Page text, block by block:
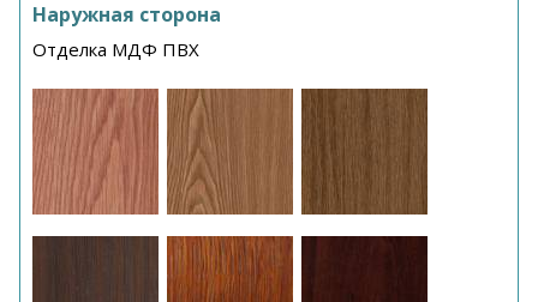
Наружная сторона
Отделка МДФ ПВХ